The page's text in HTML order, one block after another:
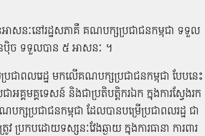
នៈ​នៅ​រដ្ឋសភា​គឺ គណបក្ស​ប្រជាជន​កម្ពុជា ​ទទួល​
ច ​ទទួល​បាន ៥ អាសនៈ​ ។
ា​ពល​រេ​ដ្ឋ មក​លើ​គណបក្ស​ប្រជាជន​កម្ពុជា ​បែប​នេះ​
គ​មគ្គទេសន៍ ​និង​ជា​ប្រតិបត្តិ​ករ​ឯក​ ក្នុង​ការ​ស្វែងរក​
ក្ស​ប្រជាជន​កម្ពុជា ដែល​បាន​បម្រើ​ប្រជាពលរដ្ឋ ​ជា​
ប្រកបដោយ​ទស្សនៈ​វែង​ឆ្ងាយ ក្នុង​ការ​ធានា ការពារ​